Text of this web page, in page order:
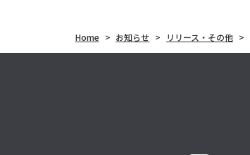
Home > お知らせ > リリース・その他 >